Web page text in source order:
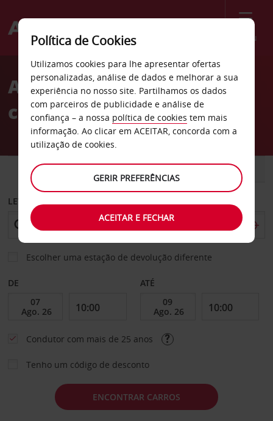
Menu
Welcome
AvisAluguer de
carros Westland
CARRO COMERCIAIS
LEVANTAR EM
Escolher uma estação de devolução diferente
DE ATÉ
Condutor com mais de 25 anos
Tenho um código de desconto
ENCONTRAR CARROS
Política de Cookies
Utilizamos cookies para lhe apresentar ofertas
personalizadas, análise de dados e melhorar a sua
experiência no nosso site. Partilhamos os dados
com parceiros de publicidade e análise de
confiança – a nossa política de cookies tem mais
informação. Ao clicar em ACEITAR, concorda com a
utilização de cookies.
GERIR PREFERÊNCIAS
ACEITAR E FECHAR